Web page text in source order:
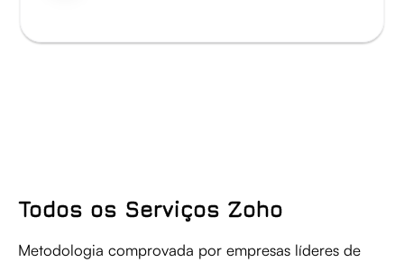
Todos os Serviços Zoho
Metodologia comprovada por empresas líderes de